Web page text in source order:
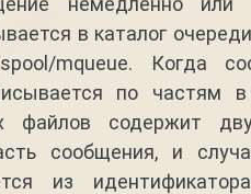
в каталог
mqueue. Когда
по частям
файлов содержит
сообщения, и
из